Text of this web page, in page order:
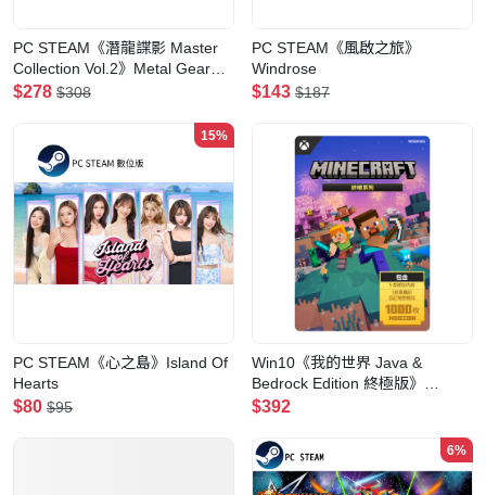
PC STEAM《潛龍諜影 Master
Collection Vol.2》Metal Gear
Solid Master Collection Vol.2(數
$278 $308
PC STEAM《風啟之旅》
Windrose
$143 $187
15%
PC STEAM《心之島》Island Of
Hearts
$80 $95
Win10《我的世界 Java &
Bedrock Edition 終極版》
Minecraft: Java & Bedrock
$392
6%